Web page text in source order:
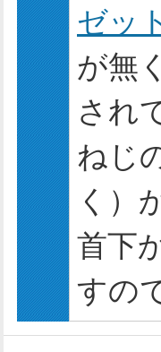
ゼッ
が無
され
ねじ
く）
首下
すの